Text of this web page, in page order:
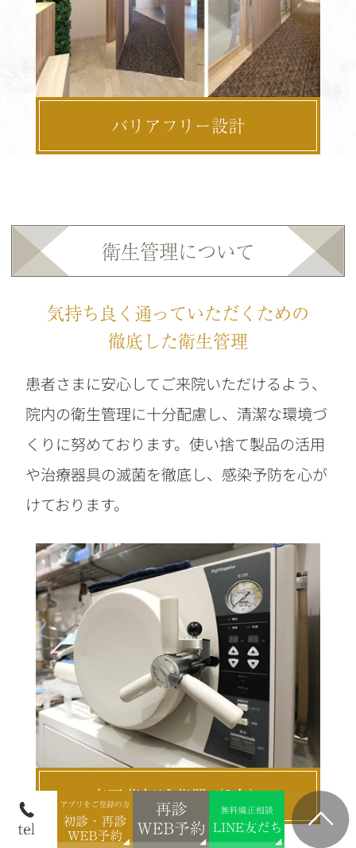
バリアフリー設計
衛生管理について
気持ち良く通っていただくための
徹底した衛生管理
患者さまに安心してご来院いただけるよう、
院内の衛生管理に十分配慮し、清潔な環境づ
くりに努めております。使い捨て製品の活用
や治療器具の滅菌を徹底し、感染予防を心が
けております。
高圧蒸気滅菌器（3台）